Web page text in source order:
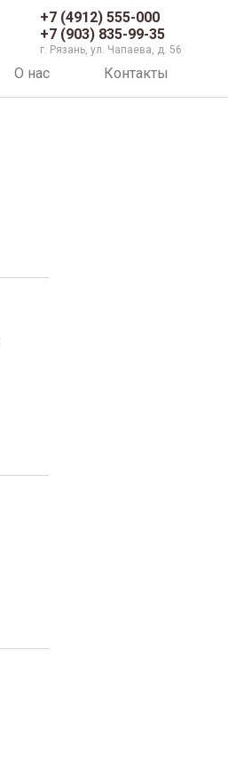
+7 (4912) 555-000
+7 (903) 835-99-35
г. Рязань, ул. Чапаева, д. 56
О нас
Контакты